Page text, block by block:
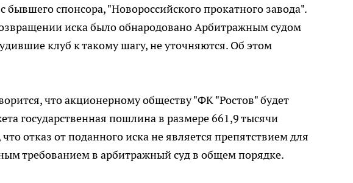
спонсора, "Новороссийского прокатного завода".
иска было обнародовано Арбитражным судом
клуб к такому шагу, не уточняются. Об этом
что акционерному обществу "ФК "Ростов" будет
государственная пошлина в размере 661,9 тысячи
отказ от поданного иска не является препятствием для
требованием в арбитражный суд в общем порядке.